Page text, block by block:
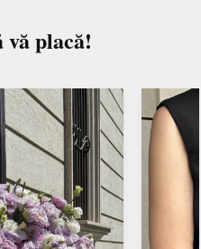
vă placă!